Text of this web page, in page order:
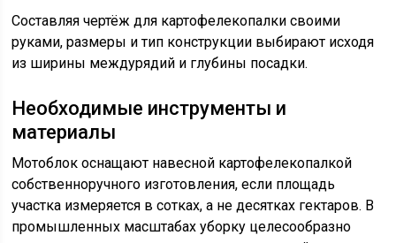
Составляя чертёж для картофелекопалки своими
руками, размеры и тип конструкции выбирают исходя
из ширины междурядий и глубины посадки.
Необходимые инструменты и
материалы
Мотоблок оснащают навесной картофелекопалкой
собственноручного изготовления, если площадь
участка измеряется в сотках, а не десятках гектаров. В
промышленных масштабах уборку целесообразно